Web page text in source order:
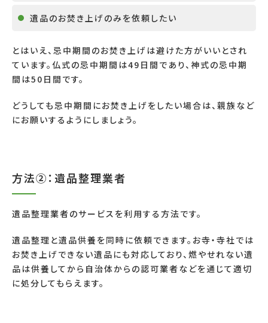
遺品のお焚き上げのみを依頼したい
とはいえ、忌中期間のお焚き上げは避けた方がいいとされ
ています。仏式の忌中期間は49日間であり、神式の忌中期
間は50日間です。
どうしても忌中期間にお焚き上げをしたい場合は、親族など
にお願いするようにしましょう。
方法②：遺品整理業者
遺品整理業者のサービスを利用する方法です。
遺品整理と遺品供養を同時に依頼できます。お寺・寺社では
お焚き上げできない遺品にも対応しており、燃やせれない遺
品は供養してから自治体からの認可業者などを通じて適切
に処分してもらえます。